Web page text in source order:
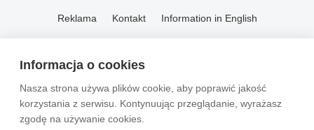
Informacja o cookies
Nasza strona używa plików cookie, aby poprawić jakość
korzystania z serwisu. Kontynuując przeglądanie, wyrażasz
zgodę na używanie cookies.
Reklama Kontakt Information in English